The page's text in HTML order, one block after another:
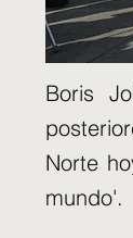
Boris
Norte
mundo'.